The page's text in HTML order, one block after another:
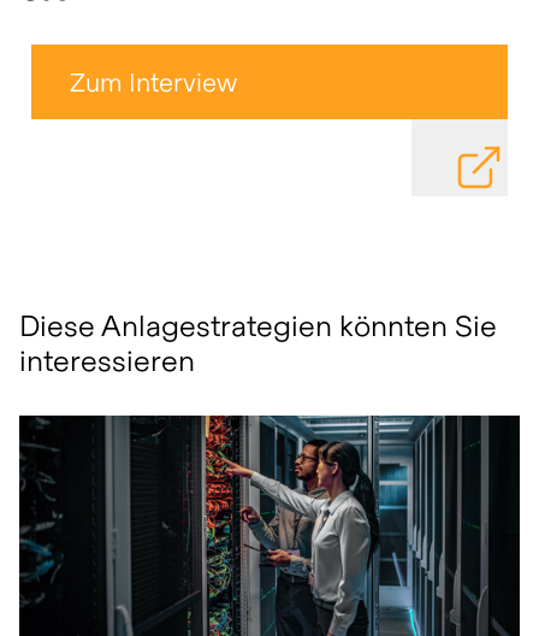
Zum Interview
DATEI
Diese Anlagestrategien könnten Sie
interessieren